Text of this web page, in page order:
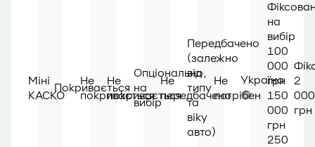
Міні
КАСКО
Покривається
Не
покривається
Не
покривається
Опціонально,
на
вибір
Не
передбачено
Передбачено
(залежно
від
типу
та
віку
авто)
Не
потрібен
Україна
на
вибір
100
000
грн
150
000
грн
250
2
000
грн